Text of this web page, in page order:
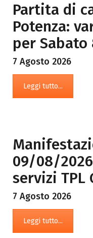
Partita di
Potenza:
per Sabato
7 Agosto 2026
Leggi tutto...
09/08/
servizi TPL
7 Agosto 2026
Leggi tutto...